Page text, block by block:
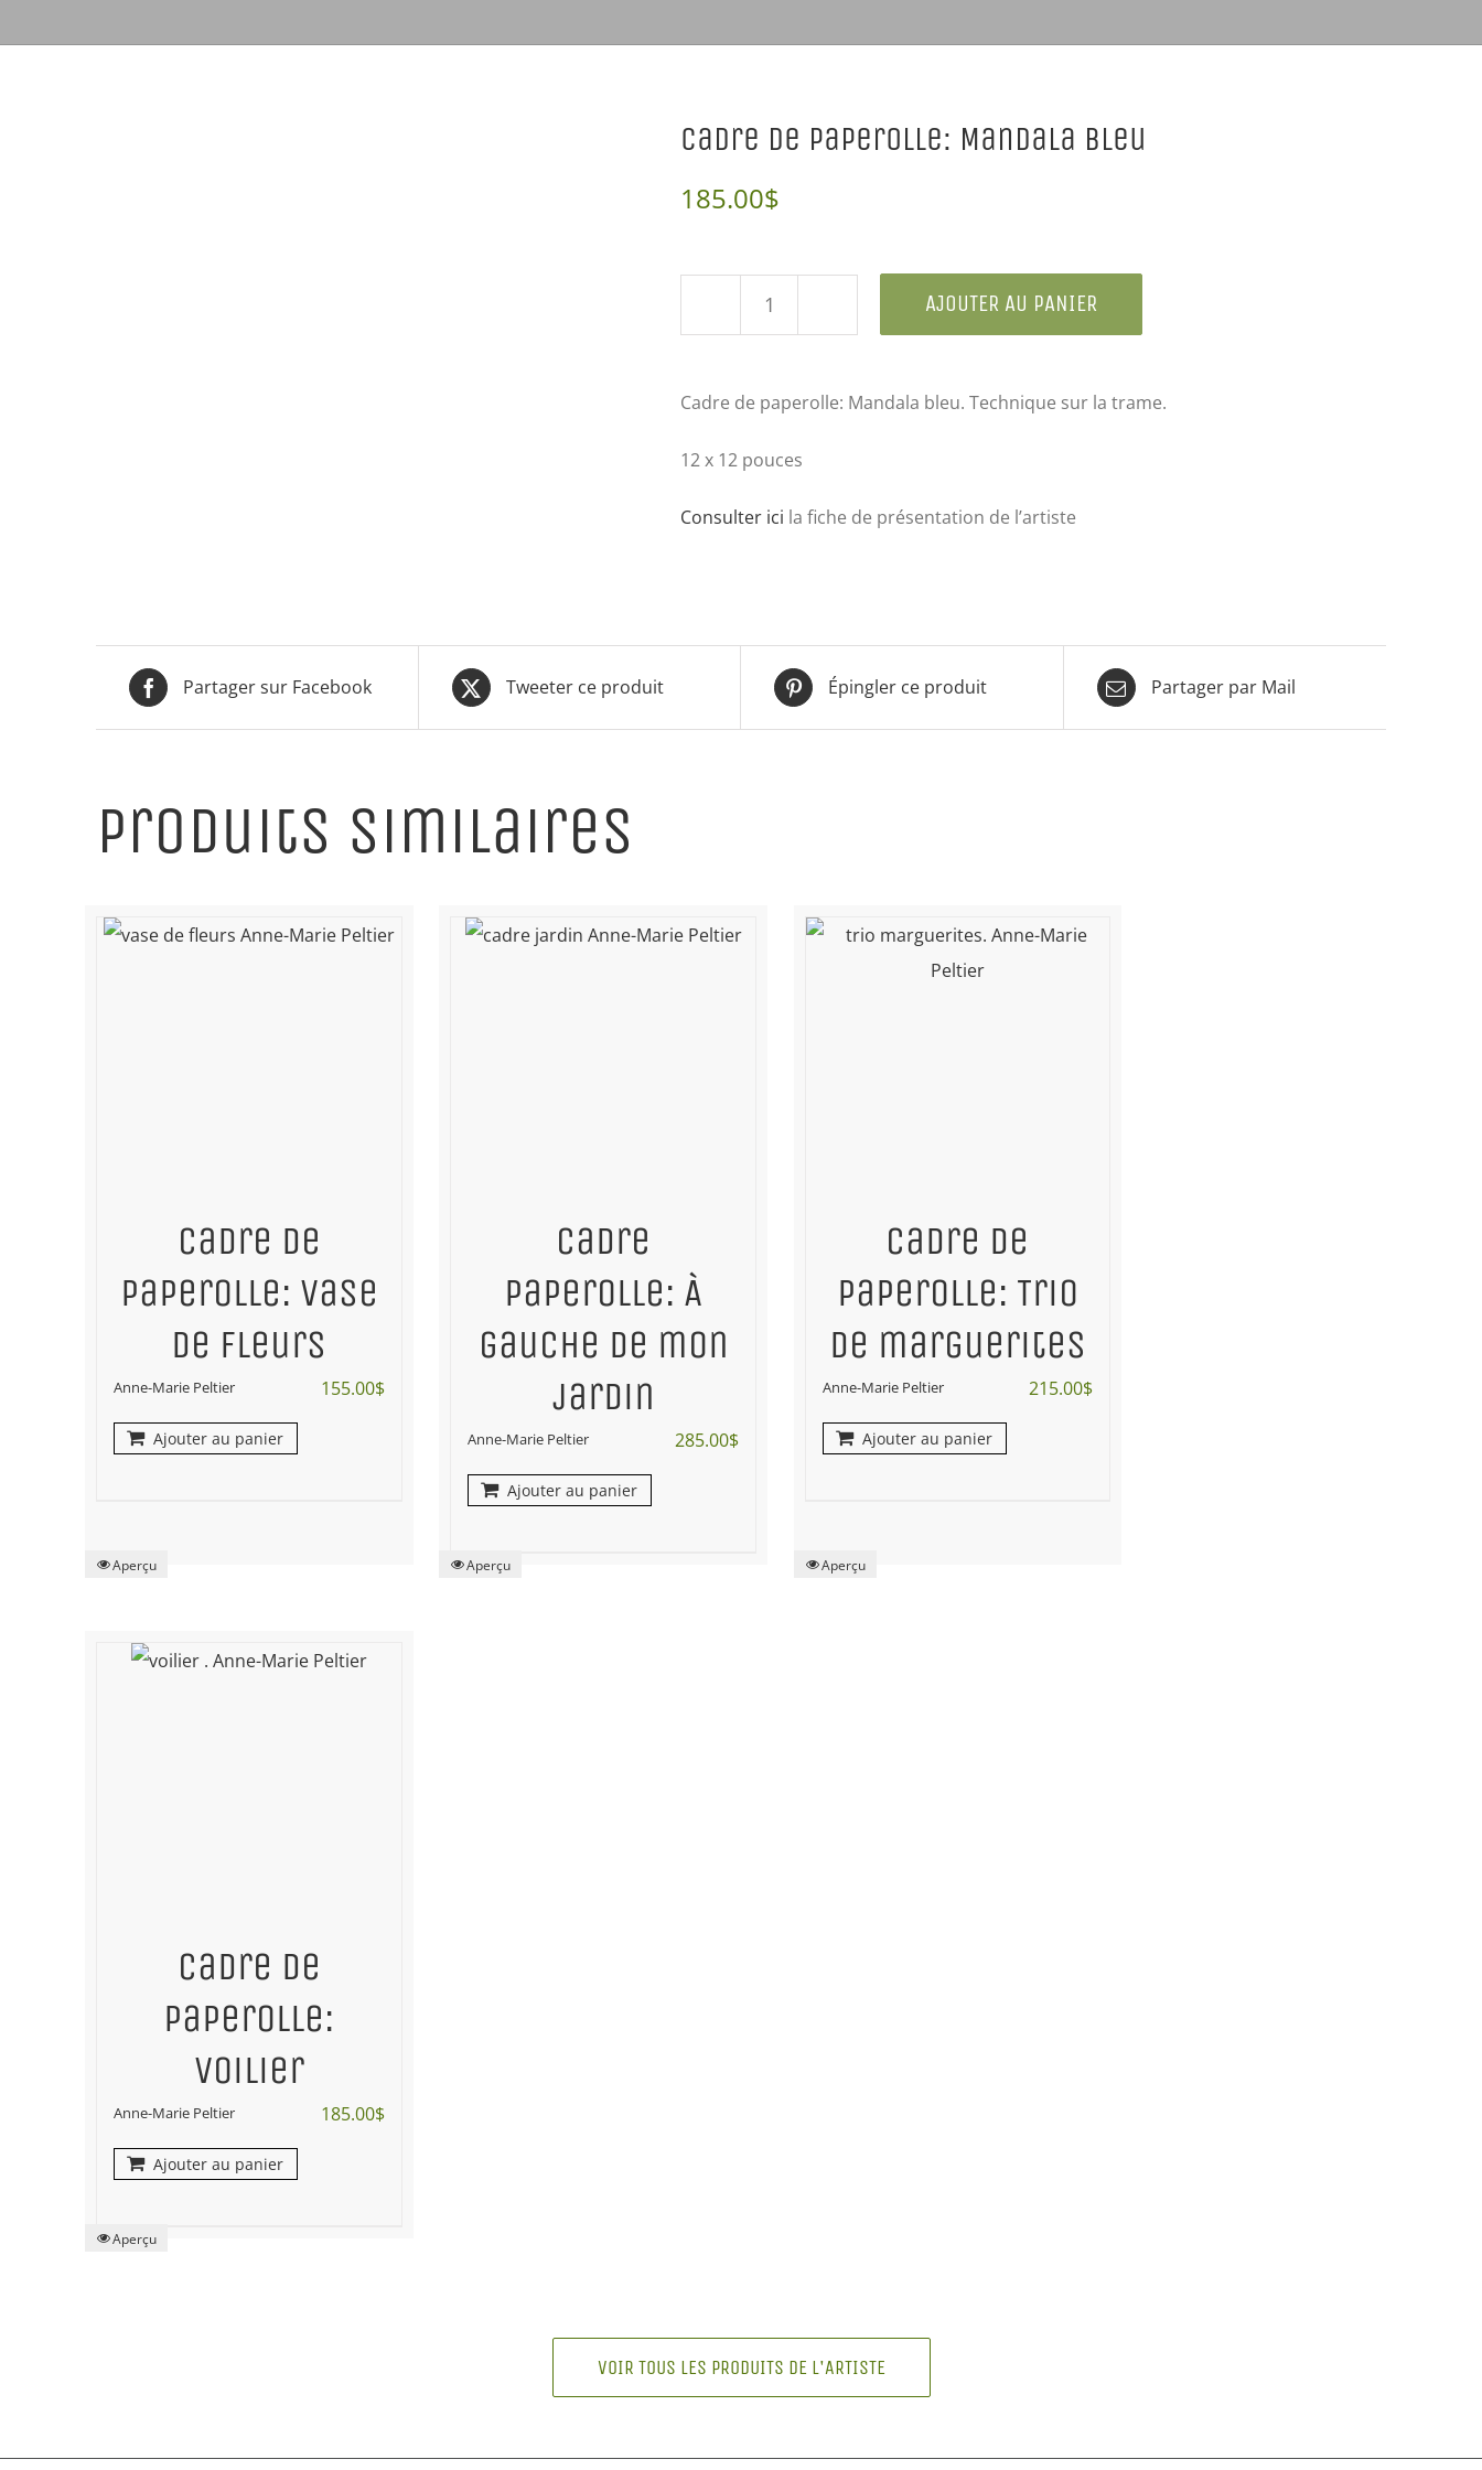
Cadre de paperolle: Mandala bleu
185.00$
quantité
paperolle:
bleu
AJOUTER AU PANIER
Cadre de paperolle: Mandala bleu. Technique sur la trame.
12 x 12 pouces
Consulter ici la fiche de présentation de l’artiste
Partager sur Facebook Tweeter ce produit Épingler ce produit Partager par Mail
Produits similaires
Cadre de
paperolle: vase
de fleurs
Anne-Marie Peltier 155.00$
Ajouter au panier
Aperçu
Cadre
paperolle: À
gauche de mon
jardin
Anne-Marie Peltier 285.00$
Ajouter au panier
Aperçu
Cadre de
paperolle: Trio
de marguerites
Anne-Marie Peltier 215.00$
Ajouter au panier
Aperçu
Cadre de
paperolle:
voilier
Anne-Marie Peltier 185.00$
Ajouter au panier
Aperçu
VOIR TOUS LES PRODUITS DE L'ARTISTE